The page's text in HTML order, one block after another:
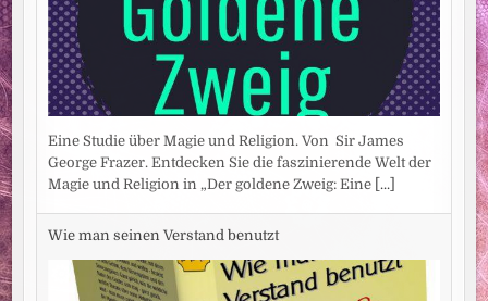
Eine Studie über Magie und Religion. Von Sir James
George Frazer. Entdecken Sie die faszinierende Welt der
Magie und Religion in „Der goldene Zweig: Eine [...]
Wie man seinen Verstand benutzt